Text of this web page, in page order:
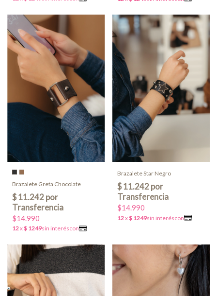
Brazalete Greta Chocolate
$14.990
Brazalete Star Negro
$14.990